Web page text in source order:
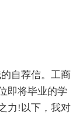
自荐信。工商
即将毕业的学
力!以下，我对